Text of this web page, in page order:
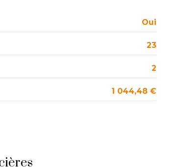
10.35 m²
Oui
23
2
1 044,48 €